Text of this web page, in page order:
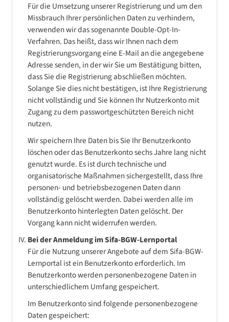
Für die Umsetzung unserer Registrierung und um den
Missbrauch Ihrer persönlichen Daten zu verhindern,
verwenden wir das sogenannte Double-Opt-In-
Verfahren. Das heißt, dass wir Ihnen nach dem
Registrierungsvorgang eine E-Mail an die angegebene
Adresse senden, in der wir Sie um Bestätigung bitten,
dass Sie die Registrierung abschließen möchten.
Solange Sie dies nicht bestätigen, ist Ihre Registrierung
nicht vollständig und Sie können Ihr Nutzerkonto mit
Zugang zu dem passwortgeschützten Bereich nicht
nutzen.
Wir speichern Ihre Daten bis Sie Ihr Benutzerkonto
löschen oder das Benutzerkonto sechs Jahre lang nicht
genutzt wurde. Es ist durch technische und
organisatorische Maßnahmen sichergestellt, dass Ihre
personen- und betriebsbezogenen Daten dann
vollständig gelöscht werden. Dabei werden alle im
Benutzerkonto hinterlegten Daten gelöscht. Der
Vorgang kann nicht widerrufen werden.
Bei der Anmeldung im Sifa-BGW-Lernportal
Für die Nutzung unserer Angebote auf dem Sifa-BGW-
Lernportal ist ein Benutzerkonto erforderlich. Im
Benutzerkonto werden personenbezogene Daten in
unterschiedlichem Umfang gespeichert.
Im Benutzerkonto sind folgende personenbezogene
Daten gespeichert: